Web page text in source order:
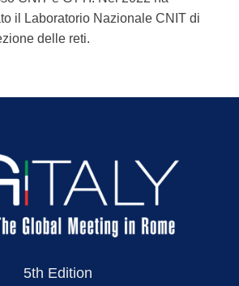
il Laboratorio Nazionale CNIT di
delle reti.
5th Edition